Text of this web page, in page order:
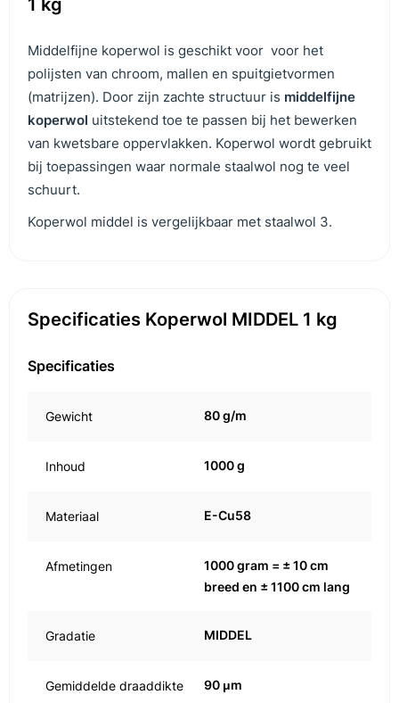
1 kg
Middelfijne koperwol is geschikt voor voor het
polijsten van chroom, mallen en spuitgietvormen
(matrijzen). Door zijn zachte structuur is middelfijne
koperwol uitstekend toe te passen bij het bewerken
van kwetsbare oppervlakken. Koperwol wordt gebruikt
bij toepassingen waar normale staalwol nog te veel
schuurt.
Koperwol middel is vergelijkbaar met staalwol 3.
Specificaties Koperwol MIDDEL 1 kg
Specificaties
Gewicht 80 g/m
Inhoud 1000 g
Materiaal E-Cu58
Afmetingen
1000 gram = ± 10 cm
breed en ± 1100 cm lang
Gradatie MIDDEL
Gemiddelde draaddikte 90 μm